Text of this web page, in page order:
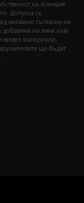
на Агенция
Допуска се
писмено съгласие на
добавяне на линк към
видео материали,
ще бъдат